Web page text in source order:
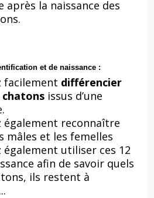
après la naissance des
et de naissance :
facilement différencier
issus d’une
également reconnaître
mâles et les femelles
également utiliser ces 12
afin de savoir quels
ils restent à